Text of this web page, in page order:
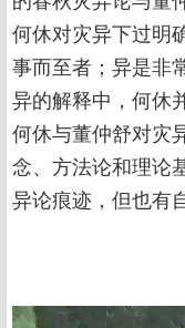
何休对灾异下过明
事而至者；异是非
异的解释中，何休
何休与董仲舒对灾
念、方法论和理论
异论痕迹，但也有